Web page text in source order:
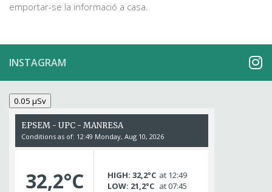
emportar-se la informació a casa.
INSTAGRAM
0.05 µSv